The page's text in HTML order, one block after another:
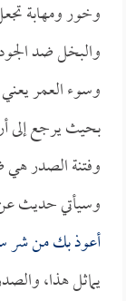
وخور ومهابة
والبخل ضد
وسوء العمر يعني
بحيث يرجع إلى
وفتنة الصدر هي
وسيأتي حديث
أعوذ بك من شر
يماثل هذا،